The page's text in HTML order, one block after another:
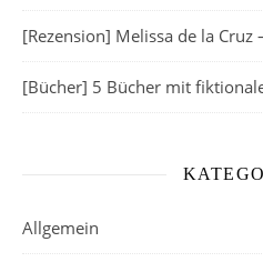
[Rezension] Melissa de la
[Bücher] 5 Bücher mit
Allgemein